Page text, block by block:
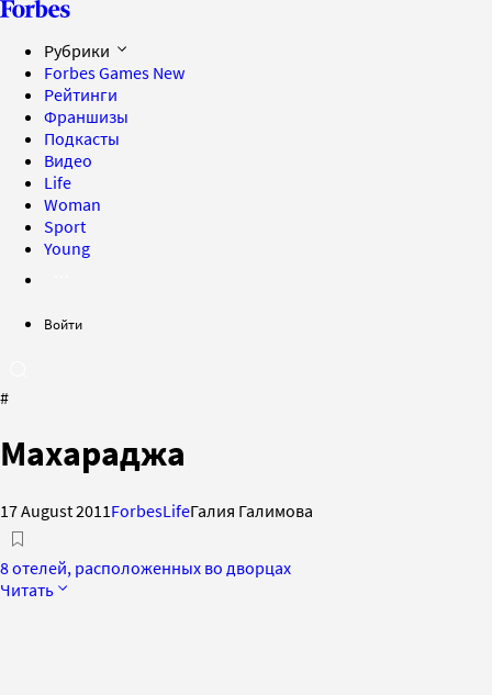
Рубрики
Forbes Games New
Рейтинги
Франшизы
Подкасты
Видео
Life
Woman
Sport
Young
Войти
#
Махараджа
17 August 2011 ForbesLifeГалия Галимова
8 отелей, расположенных во дворцах
Читать